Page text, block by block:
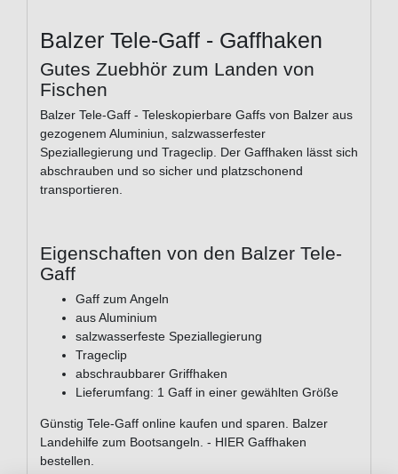
Balzer Tele-Gaff - Gaffhaken
Gutes Zuebhör zum Landen von
Fischen
Balzer Tele-Gaff - Teleskopierbare Gaffs von Balzer aus
gezogenem Aluminiun, salzwasserfester
Speziallegierung und Trageclip. Der Gaffhaken lässt sich
abschrauben und so sicher und platzschonend
transportieren.
Eigenschaften von den Balzer Tele-
Gaff
Gaff zum Angeln
aus Aluminium
salzwasserfeste Speziallegierung
Trageclip
abschraubbarer Griffhaken
Lieferumfang: 1 Gaff in einer gewählten Größe
Günstig Tele-Gaff online kaufen und sparen. Balzer
Landehilfe zum Bootsangeln. - HIER Gaffhaken
bestellen.